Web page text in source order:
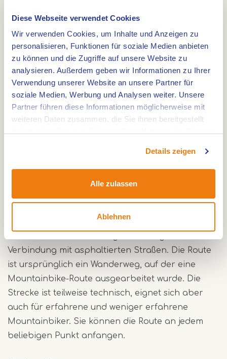
Diese Webseite verwendet Cookies
Wir verwenden Cookies, um Inhalte und Anzeigen zu
personalisieren, Funktionen für soziale Medien anbieten
zu können und die Zugriffe auf unsere Website zu
analysieren. Außerdem geben wir Informationen zu Ihrer
Verwendung unserer Website an unsere Partner für
soziale Medien, Werbung und Analysen weiter. Unsere
Partner führen diese Informationen möglicherweise mit
weiteren Daten zusammen, die Sie ihnen bereitgestellt
Details zeigen
Alle zulassen
Ablehnen
Tungelerwallen zurück. Durch die Tungelerwallen
gehen wir in den Wald von Altweerterheide und
dann über die Eisenbahnbrücke über die Zuid-
Willemsvaart, die das Land van Horne in zwei
Teile teilt. Damit kommen wir in das
Naturschutzgebiet Weerterbergen (im Besitz der
holländischen Bundeswehr), überqueren die A2
und fahren in den Weerterbos. Dies war früher
das Gebiet von Weert, das aber nach dem Bau
des neuen Teils der A2 an die Gemeinde
Weerterbos kehren wir zum Ausgangspunkt
Die Route führt uns über Singletracks, Sandwege
Verbindung mit asphaltierten Straßen. Die Route
ist ursprünglich ein Wanderweg, auf der eine
Mountainbike-Route ausgearbeitet wurde. Die
Strecke ist teilweise technisch, eignet sich aber
auch für erfahrene und weniger erfahrene
Mountainbiker. Sie können die Route an jedem
beliebigen Punkt anfangen.